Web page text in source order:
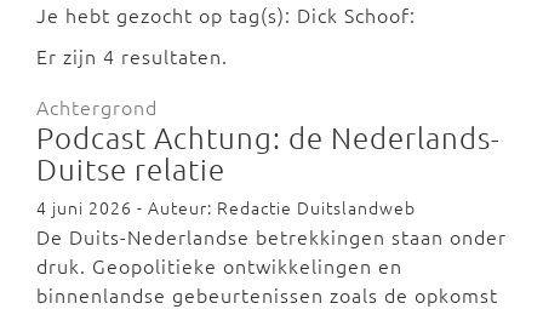
Je hebt gezocht op tag(s): Dick Schoof:
Er zijn 4 resultaten.
Achtergrond
Podcast Achtung: de Nederlands-
Duitse relatie
4 juni 2026 - Auteur: Redactie Duitslandweb
De Duits-Nederlandse betrekkingen staan onder
druk. Geopolitieke ontwikkelingen en
binnenlandse gebeurtenissen zoals de opkomst